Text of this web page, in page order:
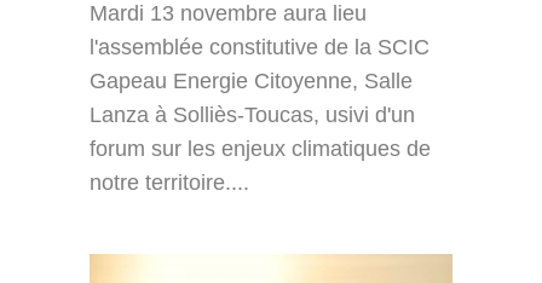
Mardi 13 novembre aura lieu
l'assemblée constitutive de la SCIC
Gapeau Energie Citoyenne, Salle
Lanza à Solliès-Toucas, usivi d'un
forum sur les enjeux climatiques de
notre territoire....